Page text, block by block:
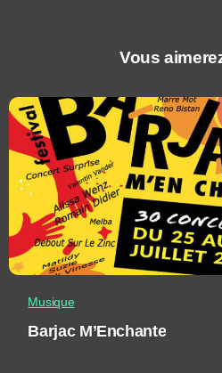
Vous
Musique
Barjac M’Enchante